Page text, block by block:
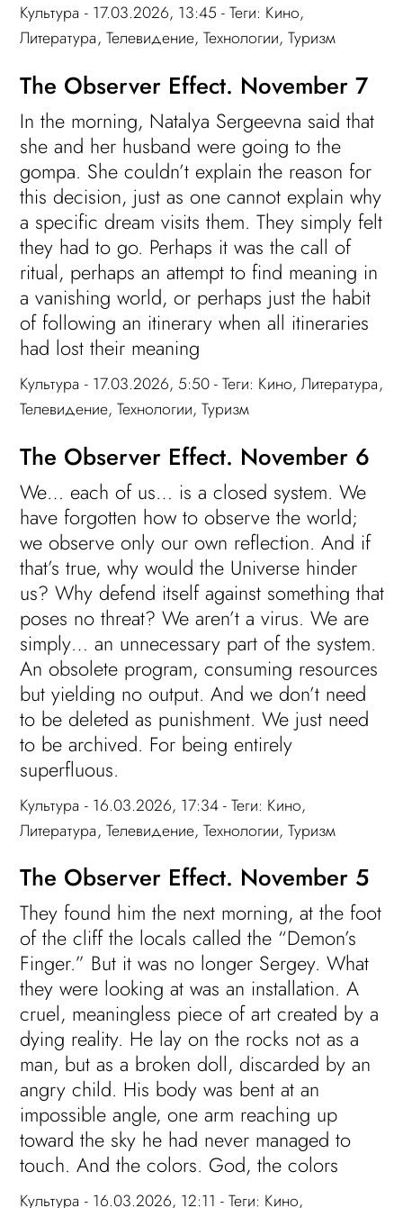
Культура - 17.03.2026, 13:45 - Теги: Кино,
Литература,Телевидение,Технологии,Туризм
The Observer Effect. November 7
In the morning, Natalya Sergeevna said that
she and her husband were going to the
gompa. She couldn’t explain the reason for
this decision, just as one cannot explain why
a specific dream visits them. They simply felt
they had to go. Perhaps it was the call of
ritual, perhaps an attempt to find meaning in
a vanishing world, or perhaps just the habit
of following an itinerary when all itineraries
had lost their meaning
Культура - 17.03.2026, 5:50 - Теги: Кино,Литература,
Телевидение,Технологии,Туризм
The Observer Effect. November 6
We… each of us… is a closed system. We
have forgotten how to observe the world;
we observe only our own reflection. And if
that’s true, why would the Universe hinder
us? Why defend itself against something that
poses no threat? We aren’t a virus. We are
simply… an unnecessary part of the system.
An obsolete program, consuming resources
but yielding no output. And we don’t need
to be deleted as punishment. We just need
to be archived. For being entirely
superfluous.
Культура - 16.03.2026, 17:34 - Теги: Кино,
Литература,Телевидение,Технологии,Туризм
The Observer Effect. November 5
They found him the next morning, at the foot
of the cliff the locals called the “Demon’s
Finger.” But it was no longer Sergey. What
they were looking at was an installation. A
cruel, meaningless piece of art created by a
dying reality. He lay on the rocks not as a
man, but as a broken doll, discarded by an
angry child. His body was bent at an
impossible angle, one arm reaching up
toward the sky he had never managed to
touch. And the colors. God, the colors
Культура - 16.03.2026, 12:11 - Теги: Кино,